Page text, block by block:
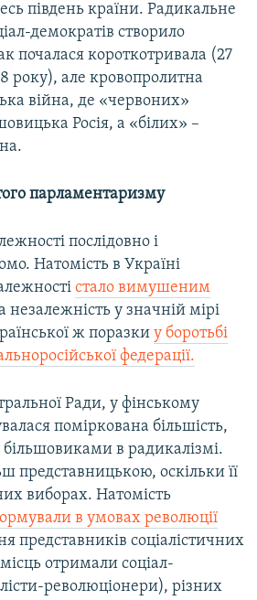
південь країни. Радикальне
демократів створило
почалася короткотривала (27
року), але кровопролитна
війна, де «червоних»
Росія, а «білих» –
парламентаризму
послідовно і
Натомість в Україні
стало вимушеним
незалежність у значній мірі
ж поразки у боротьбі
федерації.
Ради, у фінському
поміркована більшість,
більшовиками в радикалізмі.
представницькою, оскільки її
виборах. Натомість
ормували в умовах революції
представників соціалістичних
отримали соціал-
революціонери), різних